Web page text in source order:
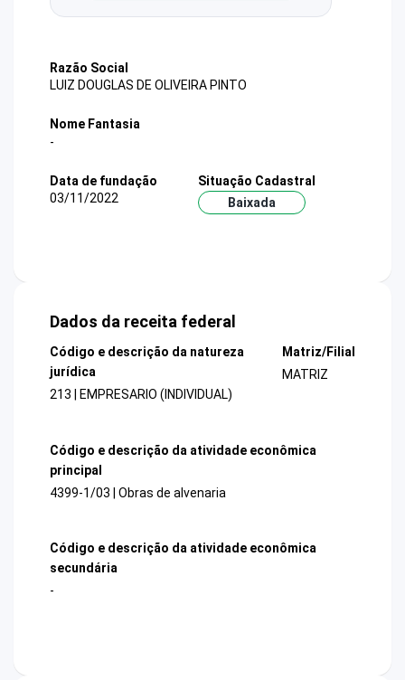
Razão Social
LUIZ DOUGLAS DE OLIVEIRA PINTO
Nome Fantasia
-
Data de fundação
03/11/2022
Situação Cadastral
Baixada
Dados da receita federal
Código e descrição da natureza
jurídica
213 | EMPRESARIO (INDIVIDUAL)
Matriz/Filial
MATRIZ
Código e descrição da atividade econômica
principal
4399-1/03 | Obras de alvenaria
Código e descrição da atividade econômica
secundária
-